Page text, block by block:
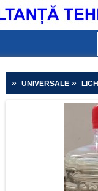
» UNIVERSALE »